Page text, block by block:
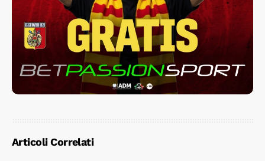
Articoli Correlati